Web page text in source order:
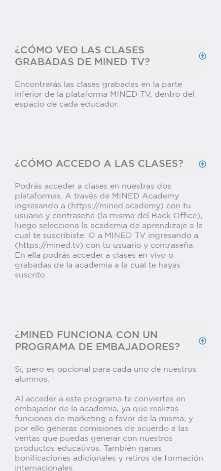
¿CÓMO VEO LAS CLASES
GRABADAS DE MINED TV?
Encontrarás las clases grabadas en la parte
inferior de la plataforma MINED TV, dentro del
espacio de cada educador.
¿CÓMO ACCEDO A LAS CLASES?
Podrás acceder a clases en nuestras dos
plataformas. A través de MINED Academy
ingresando a (https://mined.academy) con tu
usuario y contraseña (la misma del Back Office),
luego selecciona la academia de aprendizaje a la
cual te suscribiste. O a MINED TV ingresando a
(https://mined.tv) con tu usuario y contraseña.
En ella podrás acceder a clases en vivo o
grabadas de la academia a la cual te hayas
suscrito.
¿MINED FUNCIONA CON UN
PROGRAMA DE EMBAJADORES?
Sí, pero es opcional para cada uno de nuestros
alumnos.
Al acceder a este programa te conviertes en
embajador de la academia, ya que realizas
funciones de marketing a favor de la misma; y
por ello generas comisiones de acuerdo a las
ventas que puedas generar con nuestros
productos educativos. También ganas
bonificaciones adicionales y retiros de formación
internacionales.